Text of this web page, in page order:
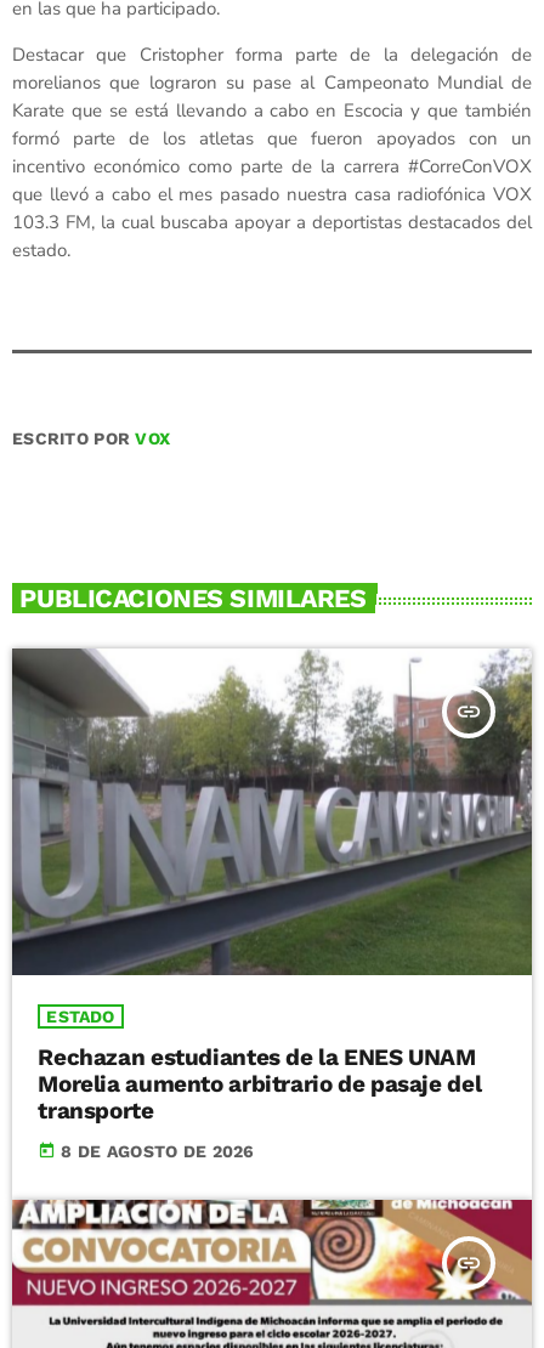
en las que ha participado.
Destacar que Cristopher forma parte de la delegación de
morelianos que lograron su pase al Campeonato Mundial de
Karate que se está llevando a cabo en Escocia y que también
formó parte de los atletas que fueron apoyados con un
incentivo económico como parte de la carrera #CorreConVOX
que llevó a cabo el mes pasado nuestra casa radiofónica VOX
103.3 FM, la cual buscaba apoyar a deportistas destacados del
estado.
ESCRITO PORVOX
PUBLICACIONES SIMILARES
insert_link
ESTADO
Rechazan estudiantes de la ENES UNAM
Morelia aumento arbitrario de pasaje del
transporte
today 8 DE AGOSTO DE 2026
insert_link